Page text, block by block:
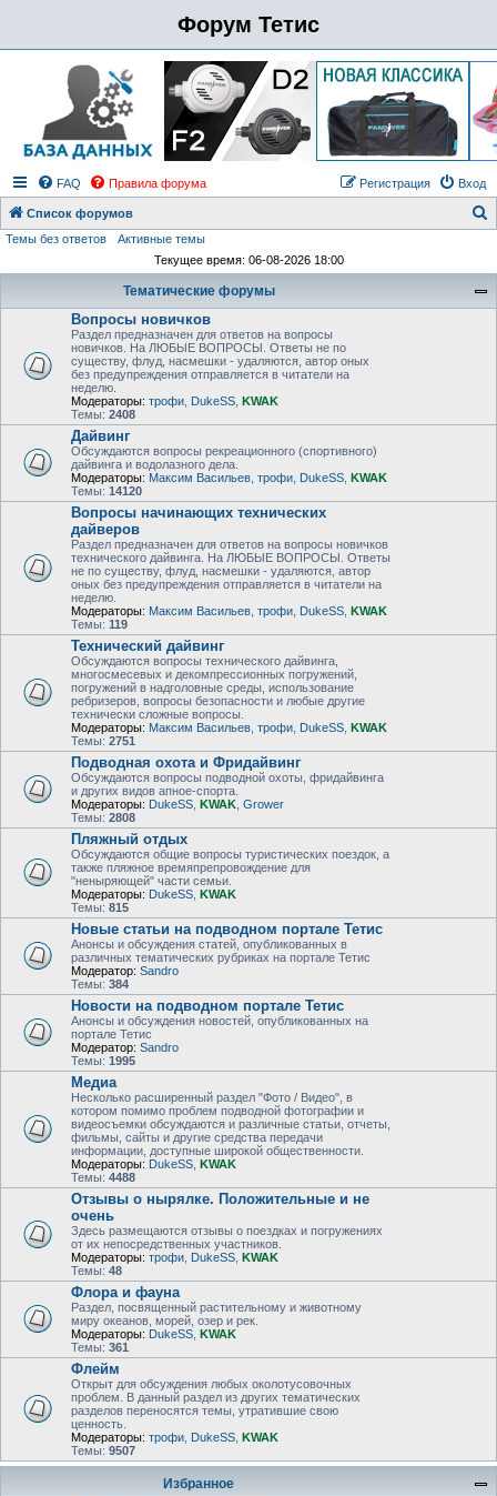
Форум Тетис
FAQ Правила форума Вход
Регистрация
Список форумов
Темы без ответов
Активные темы
Текущее время: 06-08-2026 18:00
Тематические форумы
Вопросы новичков
Раздел предназначен для ответов на вопросы
новичков. На ЛЮБЫЕ ВОПРОСЫ. Ответы не по
существу, флуд, насмешки - удаляются, автор оных
без предупреждения отправляется в читатели на
неделю.
Модераторы: трофи DukeSS KWAK
Темы: 2408
Дайвинг
Обсуждаются вопросы рекреационного (спортивного)
дайвинга и водолазного дела.
Модераторы: Максим Васильев трофи DukeSS KWAK
Темы: 14120
Вопросы начинающих технических
дайверов
Раздел предназначен для ответов на вопросы новичков
технического дайвинга. На ЛЮБЫЕ ВОПРОСЫ. Ответы
не по существу, флуд, насмешки - удаляются, автор
оных без предупреждения отправляется в читатели на
неделю.
Модераторы: Максим Васильев трофи DukeSS KWAK
Темы: 119
Технический дайвинг
Обсуждаются вопросы технического дайвинга,
многосмесевых и декомпрессионных погружений,
погружений в надголовные среды, использование
ребризеров, вопросы безопасности и любые другие
технически сложные вопросы.
Модераторы: Максим Васильев трофи DukeSS KWAK
Темы: 2751
Подводная охота и Фридайвинг
Обсуждаются вопросы подводной охоты, фридайвинга
и других видов апное-спорта.
Модераторы: DukeSS KWAK Grower
Темы: 2808
Пляжный отдых
Обсуждаются общие вопросы туристических поездок, а
также пляжное времяпрепровождение для
"неныряющей" части семьи.
Модераторы: DukeSS KWAK
Темы: 815
Новые статьи на подводном портале Тетис
Анонсы и обсуждения статей, опубликованных в
различных тематических рубриках на портале Тетис
Модератор: Sandro
Темы: 384
Новости на подводном портале Тетис
Анонсы и обсуждения новостей, опубликованных на
портале Тетис
Модератор: Sandro
Темы: 1995
Медиа
Несколько расширенный раздел "Фото / Видео", в
котором помимо проблем подводной фотографии и
видеосъемки обсуждаются и различные статьи, отчеты,
фильмы, сайты и другие средства передачи
информации, доступные широкой общественности.
Модераторы: DukeSS KWAK
Темы: 4488
Отзывы о нырялке. Положительные и не
очень
Здесь размещаются отзывы о поездках и погружениях
от их непосредственных участников.
Модераторы: трофи DukeSS KWAK
Темы: 48
Флора и фауна
Раздел, посвященный растительному и животному
миру океанов, морей, озер и рек.
Модераторы: DukeSS KWAK
Темы: 361
Флейм
Открыт для обсуждения любых околотусовочных
проблем. В данный раздел из других тематических
разделов переносятся темы, утратившие свою
ценность.
Модераторы: трофи DukeSS KWAK
Темы: 9507
Избранное